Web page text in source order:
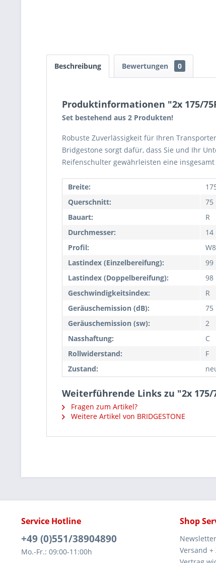
Beschreibung Bewertungen 0
Produktinformationen "2x 175/
Set bestehend aus 2 Produkten!
Robuste Zuverlässigkeit für Ihren
Bridgestone sorgt dafür, dass Sie und Ihr
Reifenschulter gewährleisten eine
Breite:
Querschnitt:
75
Bauart:
R
Durchmesser:
14
Profil:
Lastindex (Einzelbereifung):
99
Lastindex (Doppelbereifung):
98
Geschwindigkeitsindex:
R
Geräuschemission (dB):
75
Geräuschemission (sw):
2
Nasshaftung:
C
Rollwiderstand:
F
Zustand:
Weiterführende Links zu "2x 175/
Fragen zum Artikel?
Weitere Artikel von BRIDGESTONE
Service Hotline
+49 (0)551/38904890
Mo.-Fr.: 09:00-11:00h
Shop
Newsletter
Versand